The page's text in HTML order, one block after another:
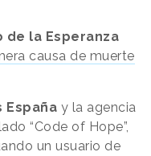
de la Esperanza
causa de muerte
España y la agencia
“Code of Hope”,
un usuario de